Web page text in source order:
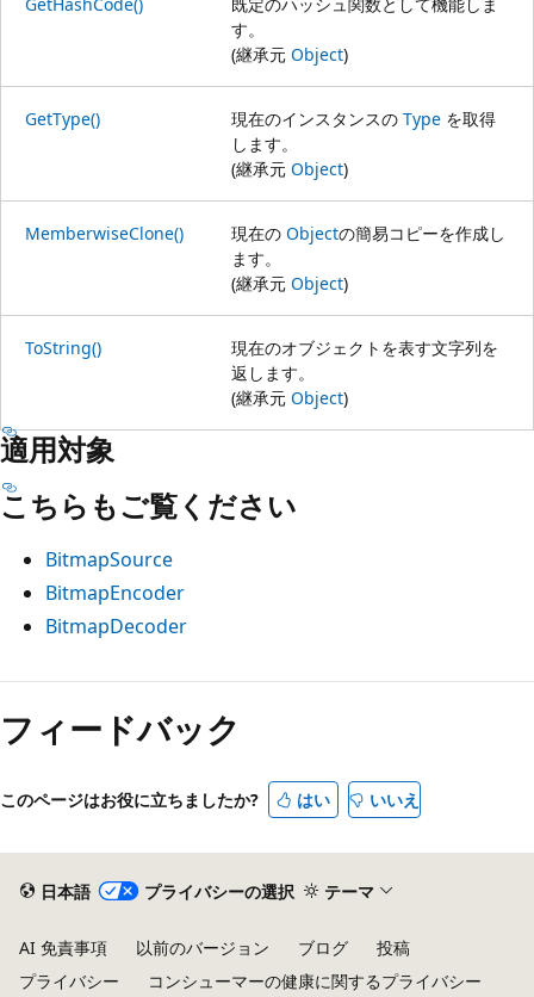
す。
(継承元 Object)
GetType() 現在のインスタンスの Type を取得
します。
(継承元 Object)
MemberwiseClone() 現在の Objectの簡易コピーを作成し
ます。
(継承元 Object)
ToString()
現在のオブジェクトを表す文字列を
返します。
(継承元 Object)
適用対象
こちらもご覧ください
BitmapSource
BitmapEncoder
BitmapDecoder
フィードバック
このページはお役に立ちましたか? はい いいえ
日本語 プライバシーの選択 テーマ
AI 免責事項 以前のバージョン ブログ
投稿
プライバシー
コンシューマーの健康に関するプライバシー